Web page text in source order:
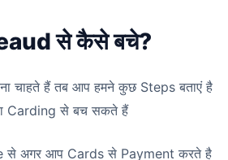
से कैसे बचे?
चाहते हैं तब आप हमने कुछ Steps बताएं है
Carding से बच सकते हैं
से अगर आप Cards से Payment करते है